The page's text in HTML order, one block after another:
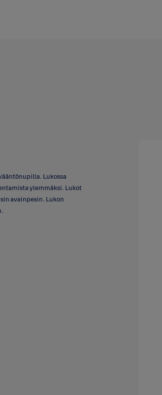
Lukossa
ylemmäksi. Lukot
avainpesin. Lukon